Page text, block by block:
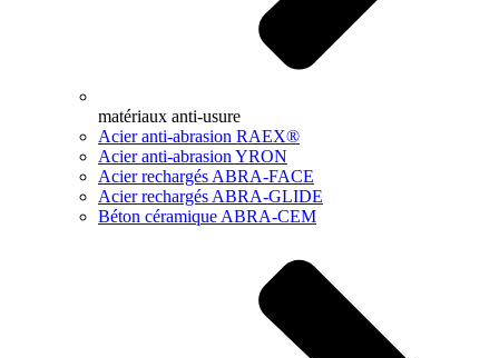
matériaux anti-usure
Acier anti-abrasion RAEX®
Acier anti-abrasion YRON
Acier rechargés ABRA-FACE
Acier rechargés ABRA-GLIDE
Béton céramique ABRA-CEM